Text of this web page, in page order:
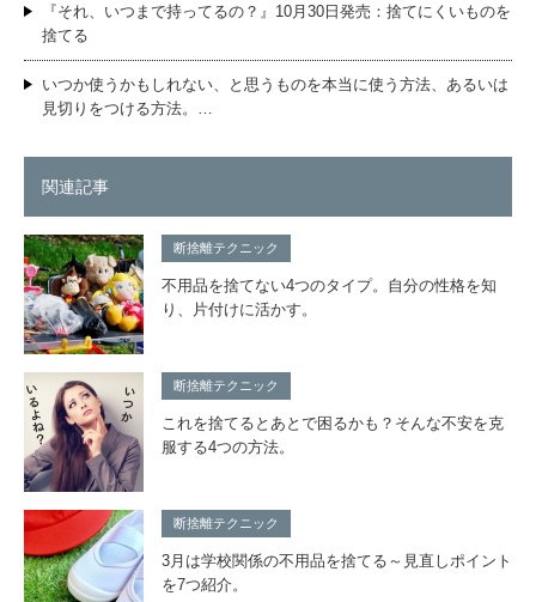
『それ、いつまで持ってるの？』10月30日発売：捨てにくいものを
捨てる
いつか使うかもしれない、と思うものを本当に使う方法、あるいは
見切りをつける方法。…
関連記事
断捨離テクニック
不用品を捨てない4つのタイプ。自分の性格を知
り、片付けに活かす。
断捨離テクニック
これを捨てるとあとで困るかも？そんな不安を克
服する4つの方法。
断捨離テクニック
3月は学校関係の不用品を捨てる～見直しポイント
を7つ紹介。